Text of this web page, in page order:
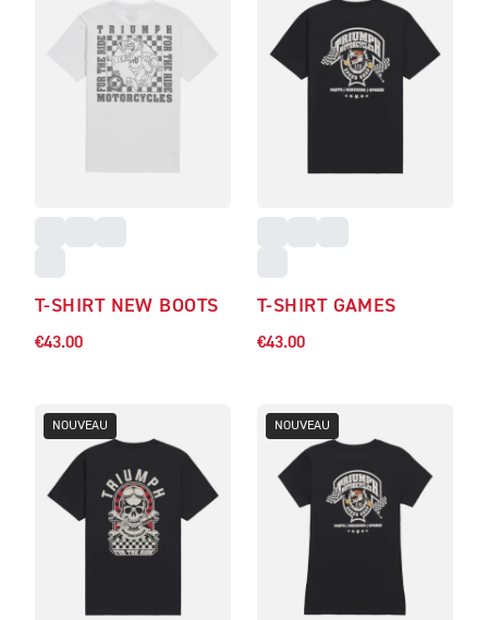
T-SHIRT NEW BOOTS
€43.00
T-SHIRT GAMES
€43.00
NOUVEAU NOUVEAU